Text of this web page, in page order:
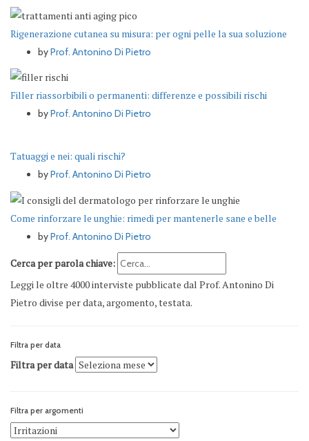
Rigenerazione cutanea su misura: per ogni pelle la sua soluzione
byProf. Antonino Di Pietro
Filler riassorbibili o permanenti: differenze e possibili rischi
byProf. Antonino Di Pietro
Tatuaggi e nei: quali rischi?
byProf. Antonino Di Pietro
Come rinforzare le unghie: rimedi per mantenerle sane e belle
byProf. Antonino Di Pietro
Cerca per parola chiave:
Leggi le oltre 4000 interviste pubblicate dal Prof. Antonino Di
Pietro divise per data, argomento, testata.
Filtra per data
Filtra per data
Filtra per argomenti